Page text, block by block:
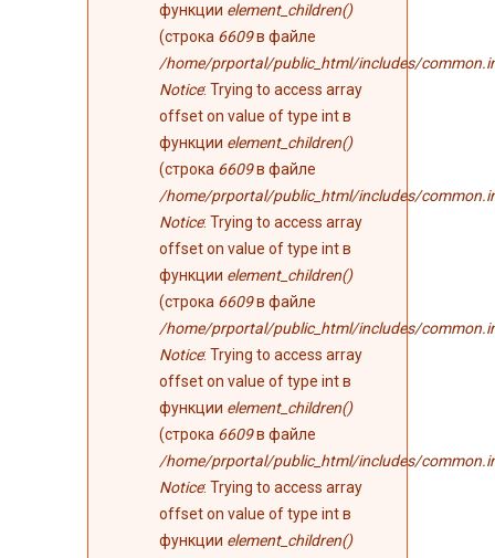
функции element_children()
(строка 6609в файле
/home/prportal/public_html/includes/
Notice: Trying to access array
offset on value of type int в
функции element_children()
(строка 6609в файле
/home/prportal/public_html/includes/
Notice: Trying to access array
offset on value of type int в
функции element_children()
(строка 6609в файле
/home/prportal/public_html/includes/
Notice: Trying to access array
offset on value of type int в
функции element_children()
(строка 6609в файле
/home/prportal/public_html/includes/
Notice: Trying to access array
offset on value of type int в
функции element_children()